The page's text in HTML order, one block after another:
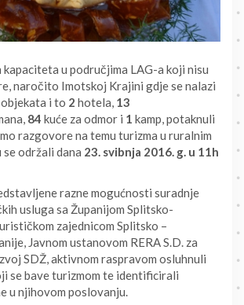
kapaciteta u područjima LAG-a koji nisu
naročito Imotskoj Krajini gdje se nalazi
i to 2 hotela, 13
84 kuće za odmor i 1 kamp, potaknuli
razgovore na temu turizma u ruralnim
održali dana 23. svibnja 2016. g. u 11h
razne mogućnosti suradnje
usluga sa Županijom Splitsko-
zajednicom Splitsko –
Javnom ustanovom RERA S.D. za
SDŽ, aktivnom raspravom osluhnuli
se bave turizmom te identificirali
u njihovom poslovanju.